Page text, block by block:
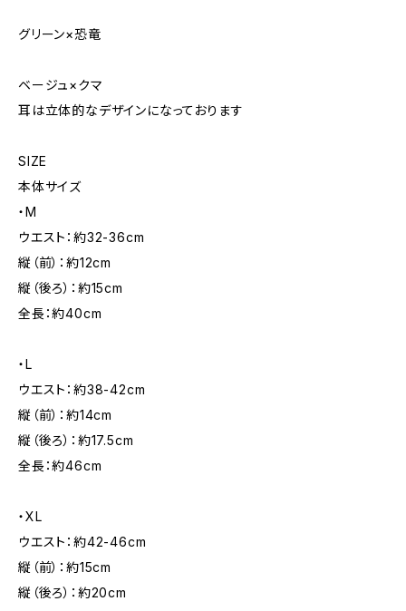
グリーン×恐竜
ベージュ×クマ
耳は立体的なデザインになっております
SIZE
本体サイズ
・M
ウエスト：約32-36cm
縦（前）：約12cm
縦（後ろ）：約15cm
全長：約40cm
・L
ウエスト：約38-42cm
縦（前）：約14cm
縦（後ろ）：約17.5cm
全長：約46cm
・XL
ウエスト：約42-46cm
縦（前）：約15cm
縦（後ろ）：約20cm